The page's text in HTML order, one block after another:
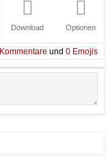
Download
Optionen
Kommentare und 0 Emojis